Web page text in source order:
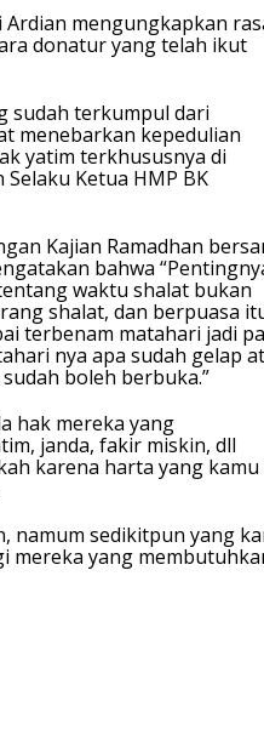
Ardian mengungkapkan
donatur yang telah ikut
sudah terkumpul dari
menebarkan kepedulian
yatim terkhususnya di
Selaku Ketua HMP BK
Kajian Ramadhan
bahwa
waktu shalat bukan
shalat, dan berpuasa
terbenam matahari jadi
nya apa sudah gelap
boleh berbuka.”
hak mereka yang
janda, fakir miskin, dll
karena harta yang kamu
namum sedikitpun yang
mereka yang